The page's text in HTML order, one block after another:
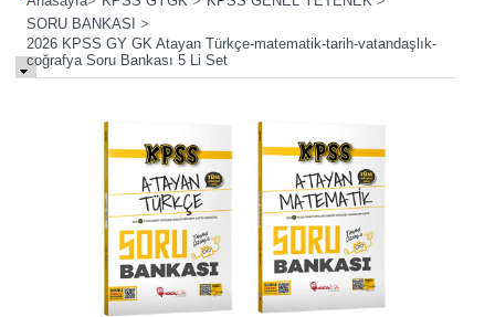
SORU BANKASI >
2026 KPSS GY GK Atayan Türkçe-matematik-tarih-vatandaşlık-
coğrafya Soru Bankası 5 Li Set